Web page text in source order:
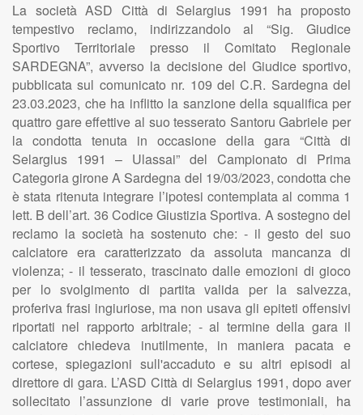
La società ASD Città di Selargius 1991 ha proposto
tempestivo reclamo, indirizzandolo al “Sig. Giudice
Sportivo Territoriale presso il Comitato Regionale
SARDEGNA”, avverso la decisione del Giudice sportivo,
pubblicata sul comunicato nr. 109 del C.R. Sardegna del
23.03.2023, che ha inflitto la sanzione della squalifica per
quattro gare effettive al suo tesserato Santoru Gabriele per
la condotta tenuta in occasione della gara “Città di
Selargius 1991 – Ulassai” del Campionato di Prima
Categoria girone A Sardegna del 19/03/2023, condotta che
è stata ritenuta integrare l’ipotesi contemplata al comma 1
lett. B dell’art. 36 Codice Giustizia Sportiva. A sostegno del
reclamo la società ha sostenuto che: - il gesto del suo
calciatore era caratterizzato da assoluta mancanza di
violenza; - il tesserato, trascinato dalle emozioni di gioco
per lo svolgimento di partita valida per la salvezza,
proferiva frasi ingiuriose, ma non usava gli epiteti offensivi
riportati nel rapporto arbitrale; - al termine della gara il
calciatore chiedeva inutilmente, in maniera pacata e
cortese, spiegazioni sull'accaduto e su altri episodi al
direttore di gara. L’ASD Città di Selargius 1991, dopo aver
sollecitato l’assunzione di varie prove testimoniali, ha